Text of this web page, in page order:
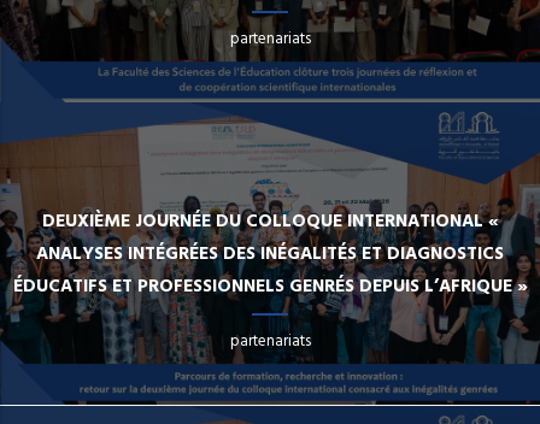
partenariats
DEUXIÈME JOURNÉE DU COLLOQUE INTERNATIONAL «
ANALYSES INTÉGRÉES DES INÉGALITÉS ET DIAGNOSTICS
ÉDUCATIFS ET PROFESSIONNELS GENRÉS DEPUIS L’AFRIQUE »
partenariats